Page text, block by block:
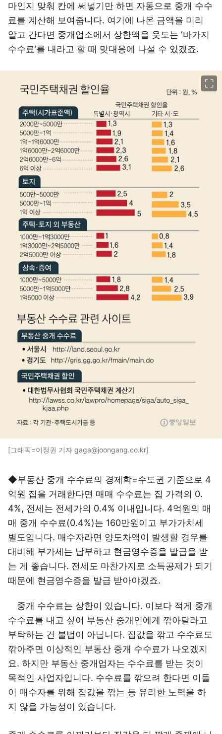
마인지 맞춰 칸에 써넣기만 하면 자동으로 중개 수수
료를 계산해 보여줍니다. 여기에 나온 금액을 미리
알고 간다면 중개업소에서 상한액을 웃도는 ‘바가지
수수료’를 내라고 할 때 맞대응에 나설 수 있겠죠.
[그래픽=이정권 기자 gaga@joongang.co.kr]
◆부동산 중개 수수료의 경제학=수도권 기준으로 4
억원 집을 거래한다면 매매 수수료는 집 가격의 0.
4%, 전세는 전세가의 0.4% 이내입니다. 4억원의 매
매 중개 수수료(0.4%)는 160만원이고 부가가치세
별도입니다. 매수자라면 양도차액이 발생할 경우를
대비해 부가세는 납부하고 현금영수증을 발급을 받
는 게 좋습니다. 전세도 마찬가지로 소득공제가 되기
때문에 현금영수증을 발급 받아야겠죠.
중개 수수료는 상한이 있습니다. 이보다 적게 중개
수수료를 내고 싶어 부동산 중개인에게 깎아달라고
부탁하는 건 불법이 아닙니다. 집값을 깎고 수수료도
깎아주면 이상적인 부동산 중개 수수료가 나오겠지
요. 하지만 부동산 중개업자는 수수료를 받는 것이
목적인 사업자입니다. 수수료를 깎으려 한다면 이들
이 매수자를 위해 집값을 깎는 등 유리한 노력을 하
지 않을 가능성이 있습니다.